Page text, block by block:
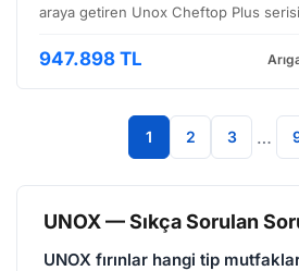
araya getiren Unox Cheftop Plus
tasarlanmıştır. Yüksek kapasitesi,
947.898 TL
1 2 3 …
UNOX — Sıkça Sorulan
UNOX fırınlar hangi tip